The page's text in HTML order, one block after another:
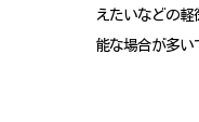
えたいなどの
能な場合が多い